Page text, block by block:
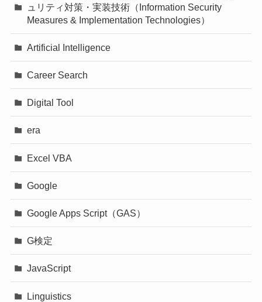
ュリティ対策・実装技術（Information Security
Measures & Implementation Technologies）
Artificial Intelligence
Career Search
Digital Tool
era
Excel VBA
Google
Google Apps Script（GAS）
G検定
JavaScript
Linguistics